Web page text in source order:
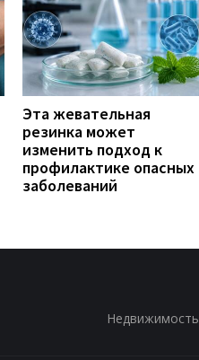
Эта жевательная
резинка может
изменить подход к
профилактике опасных
заболеваний
Недвижимость